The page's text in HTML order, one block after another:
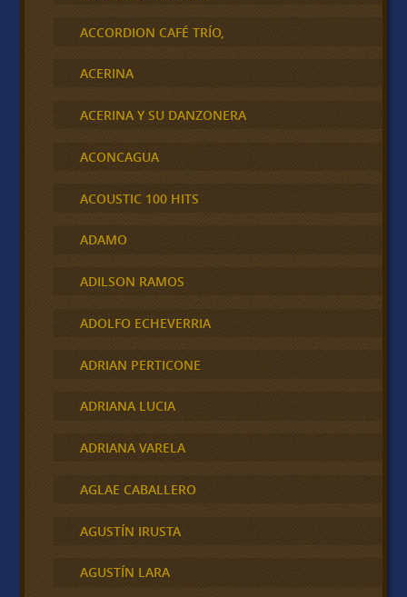
ACCORDION CAFÉ TRÍO,
ACERINA
ACERINA Y SU DANZONERA
ACONCAGUA
ACOUSTIC 100 HITS
ADAMO
ADILSON RAMOS
ADOLFO ECHEVERRIA
ADRIAN PERTICONE
ADRIANA LUCIA
ADRIANA VARELA
AGLAE CABALLERO
AGUSTÍN IRUSTA
AGUSTÍN LARA